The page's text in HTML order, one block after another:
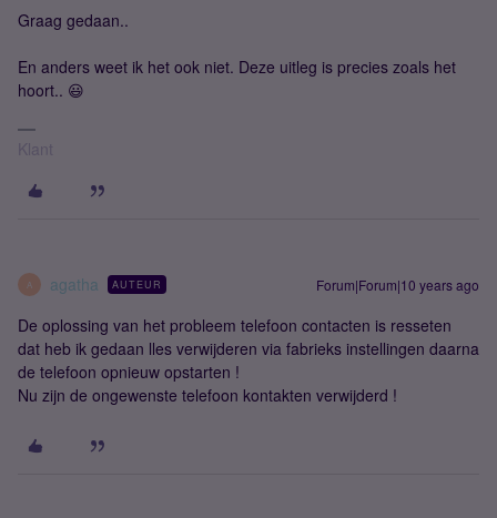
Graag gedaan..
En anders weet ik het ook niet. Deze uitleg is precies zoals het
hoort.. 😃
Klant
A agatha AUTEUR Forum|Forum|10 years ago
De oplossing van het probleem telefoon contacten is resseten
dat heb ik gedaan lles verwijderen via fabrieks instellingen daarna
de telefoon opnieuw opstarten !
Nu zijn de ongewenste telefoon kontakten verwijderd !